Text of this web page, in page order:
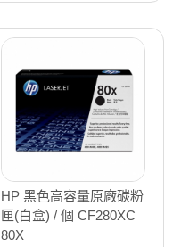
HP 黑色高容量原廠碳粉
匣(白盒) / 個 CF280XC
80X